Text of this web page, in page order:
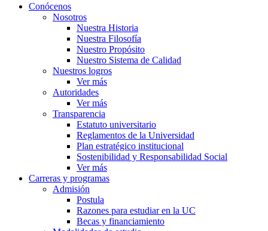
search
Menu
Conócenos
Nosotros
Nuestra Historia
Nuestra Filosofía
Nuestro Propósito
Nuestro Sistema de Calidad
Nuestros logros
Ver más
Autoridades
Ver más
Transparencia
Estatuto universitario
Reglamentos de la Universidad
Plan estratégico institucional
Sostenibilidad y Responsabilidad Social
Ver más
Carreras y programas
Admisión
Postula
Razones para estudiar en la UC
Becas y financiamiento